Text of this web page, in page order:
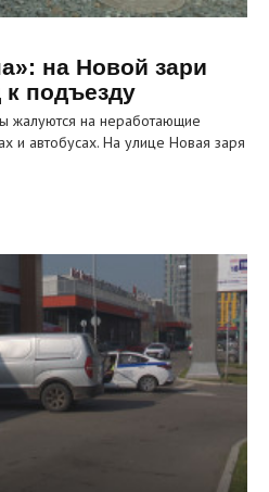
на Новой зари
к подъезду
жалуются на неработающие
и автобусах. На улице Новая заря